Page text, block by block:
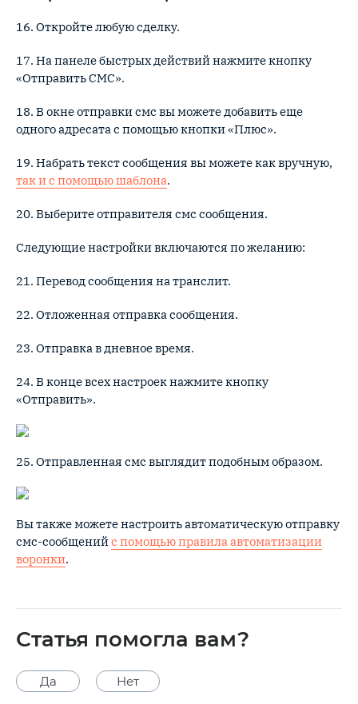
16. Откройте любую сделку.
17. На панеле быстрых действий нажмите кнопку
«Отправить СМС».
18. В окне отправки смс вы можете добавить еще
одного адресата с помощью кнопки «Плюс».
19. Набрать текст сообщения вы можете как вручную,
так и с помощью шаблона.
20. Выберите отправителя смс сообщения.
Следующие настройки включаются по желанию:
21. Перевод сообщения на транслит.
22. Отложенная отправка сообщения.
23. Отправка в дневное время.
24. В конце всех настроек нажмите кнопку
«Отправить».
25. Отправленная смс выглядит подобным образом.
Вы также можете настроить автоматическую отправку
смс-сообщенийс помощью правила автоматизации
воронки.
Статья помогла вам?
Да Нет